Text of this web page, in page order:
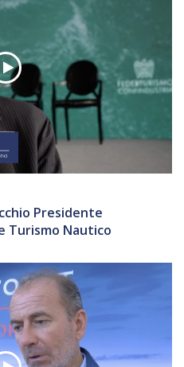
Presidente
Turismo Nautico